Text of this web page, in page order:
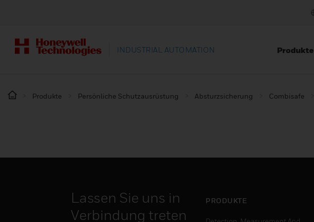
INDUSTRIAL AUTOMATION Produkte
Produkte Persönliche Schutzausrüstung Absturzsicherung Combisafe
Lassen Sie uns in
Verbindung treten
PRODUKTE